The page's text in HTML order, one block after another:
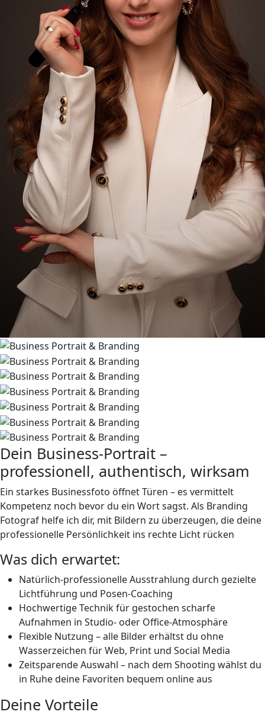
Dein Business-Portrait –
professionell, authentisch, wirksam
Ein starkes Businessfoto öffnet Türen – es vermittelt
Kompetenz noch bevor du ein Wort sagst. Als Branding
Fotograf helfe ich dir, mit Bildern zu überzeugen, die deine
professionelle Persönlichkeit ins rechte Licht rücken
Was dich erwartet:
Natürlich-professionelle Ausstrahlung durch gezielte
Lichtführung und Posen-Coaching
Hochwertige Technikfür gestochen scharfe
Aufnahmen in Studio- oder Office-Atmosphäre
Flexible Nutzung – alle Bilder erhältst du ohne
Wasserzeichen für Web, Print und Social Media
Zeitsparende Auswahl – nach dem Shooting wählst du
in Ruhe deine Favoriten bequem online aus
Deine Vorteile